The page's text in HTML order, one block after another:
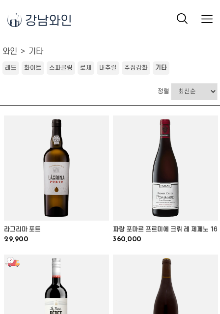
강남와인
와인 기타
레드 화이트 스파클링 로제 내추럴 주정강화 기타
정렬
라그리마 포트
29,900
파랑 포마르 프르미에 크뤼 레 제페노 16
360,000